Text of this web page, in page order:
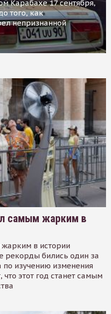
Карабахе 17 сентября,
того, как
непризнанной
самым жарким в
в истории
рекорды бились один за
по изучению изменения
этот год станет самым